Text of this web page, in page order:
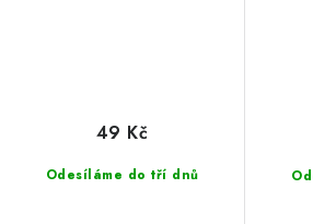
Odesíláme do tří dnů
49 Kč